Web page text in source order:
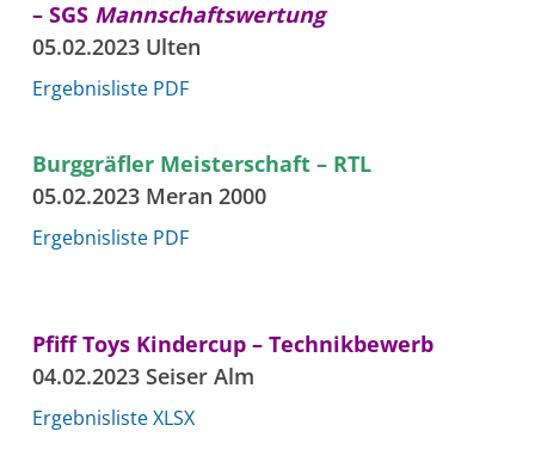
– SGS Mannschaftswertung
05.02.2023 Ulten
Ergebnisliste PDF
Burggräfler Meisterschaft – RTL
05.02.2023 Meran 2000
Ergebnisliste PDF
Pfiff Toys Kindercup – Technikbewerb
04.02.2023 Seiser Alm
Ergebnisliste XLSX